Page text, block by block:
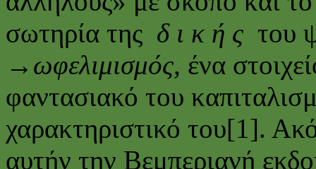
σωτηρία της δ ι κ ή ς του
→ ωφελιμισμός, ένα
φαντασιακό του
χαρακτηριστικό του[1].
αυτήν την Βεμπεριανή